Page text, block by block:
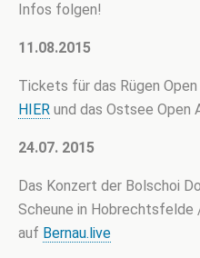
Infos folgen!
11.08.2015
Tickets für das Rügen
HIER und das Ostsee Open
24.07. 2015
Das Konzert der Bolschoi
Scheune in
auf Bernau.live